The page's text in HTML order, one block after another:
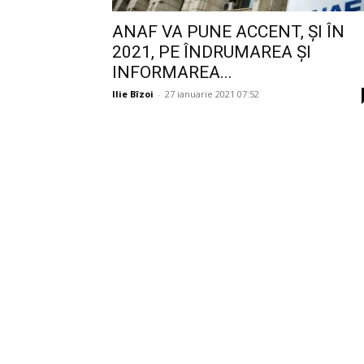
ANAF VA PUNE ACCENT, ȘI ÎN
2021, PE ÎNDRUMAREA ȘI
INFORMAREA...
Ilie Bîzoi - 27 ianuarie 2021 07:52